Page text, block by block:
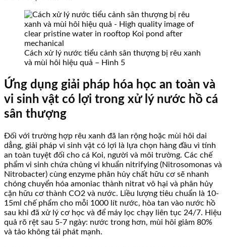
Cách xử lý nước tiểu cảnh sân thượng bị rêu xanh
và mùi hôi hiệu quả – Hình 5
Ứng dụng giải pháp hóa học an toàn và
vi sinh vật có lợi trong xử lý nước hồ cá
sân thượng
Đối với trường hợp rêu xanh đã lan rộng hoặc mùi hôi dai
dẳng, giải pháp vi sinh vật có lợi là lựa chọn hàng đầu vì tính
an toàn tuyệt đối cho cá Koi, người và môi trường. Các chế
phẩm vi sinh chứa chủng vi khuẩn nitrifying (Nitrosomonas và
Nitrobacter) cùng enzyme phân hủy chất hữu cơ sẽ nhanh
chóng chuyển hóa amoniac thành nitrat vô hại và phân hủy
cặn hữu cơ thành CO2 và nước. Liều lượng tiêu chuẩn là 10-
15ml chế phẩm cho mỗi 1000 lít nước, hòa tan vào nước hồ
sau khi đã xử lý cơ học và để máy lọc chạy liên tục 24/7. Hiệu
quả rõ rệt sau 5-7 ngày: nước trong hơn, mùi hôi giảm 80%
và tảo không tái phát mạnh.